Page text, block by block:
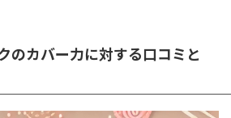
のカバー力に対する口コミと